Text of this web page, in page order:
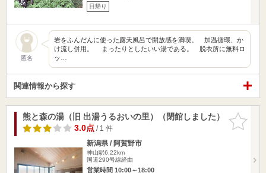
日帰り
匿名
岩をふんだんに使った露天風呂で開放感を満喫。 加温循環、か
け流し併用。 まったりとしたいい湯である。 脱衣所に無料ロ
ッ…
関連情報から探す
お気に入
りに追加
熊と森の湯（旧 出湯うるおいの里）（閉館しました）
3.0点/ 1 件
新潟県 / 阿賀野市
神山駅6.22km
国道290号線経由
営業時間 10:00～18:00